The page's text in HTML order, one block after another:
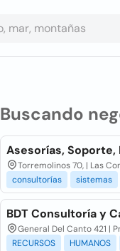
Buscando
Asesorías,
Torremolinos 70, | Las
consultorías
sistemas
BDT Consultoría y
General Del Canto 421 |
RECURSOS
HUMANOS